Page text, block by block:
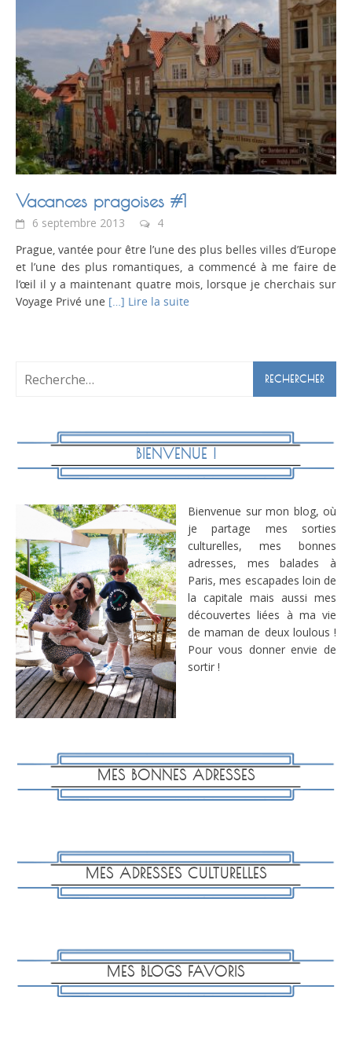
Vacances pragoises #1
6 septembre 2013
4
Prague, vantée pour être l’une des plus belles villes d’Europe
et l’une des plus romantiques, a commencé à me faire de
l’œil il y a maintenant quatre mois, lorsque je cherchais sur
Voyage Privé une […] Lire la suite
Rechercher :
BIENVENUE !
Bienvenue sur mon blog, où
je partage mes sorties
culturelles, mes bonnes
adresses, mes balades à
Paris, mes escapades loin de
la capitale mais aussi mes
découvertes liées à ma vie
de maman de deux loulous !
Pour vous donner envie de
sortir !
MES BONNES ADRESSES
MES ADRESSES CULTURELLES
MES BLOGS FAVORIS